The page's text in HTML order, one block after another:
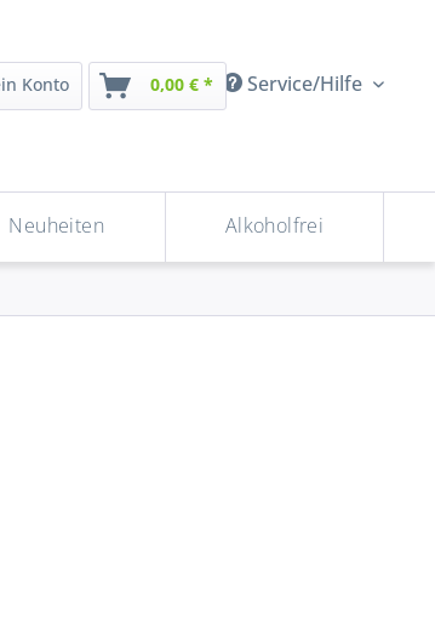
Service/Hilfe
Konto 0,00 € *
Neuheiten Alkoholfrei